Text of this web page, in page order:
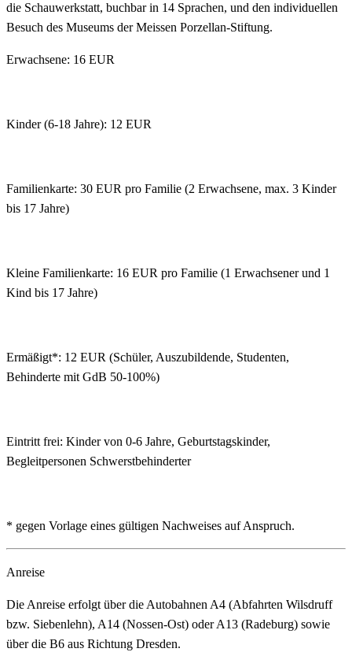
die Schauwerkstatt, buchbar in 14 Sprachen, und den individuellen
Besuch des Museums der Meissen Porzellan-Stiftung.
Erwachsene: 16 EUR
Kinder (6-18 Jahre): 12 EUR
Familienkarte: 30 EUR pro Familie (2 Erwachsene, max. 3 Kinder
bis 17 Jahre)
Kleine Familienkarte: 16 EUR pro Familie (1 Erwachsener und 1
Kind bis 17 Jahre)
Ermäßigt*: 12 EUR (Schüler, Auszubildende, Studenten,
Behinderte mit GdB 50-100%)
Eintritt frei: Kinder von 0-6 Jahre, Geburtstagskinder,
Begleitpersonen Schwerstbehinderter
* gegen Vorlage eines gültigen Nachweises auf Anspruch.
Anreise
Die Anreise erfolgt über die Autobahnen A4 (Abfahrten Wilsdruff
bzw. Siebenlehn), A14 (Nossen‑Ost) oder A13 (Radeburg) sowie
über die B6 aus Richtung Dresden.